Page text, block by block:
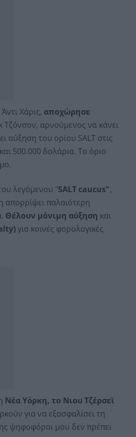
Χάρις, αποχώρησε
αρνούμενος να κάνει
αύξηση του ορίου SALT στις
500.000 δολάρια. Το όριο
λεγόμενου "SALT caucus",
παλαιότερη
Θέλουν μόνιμη αύξηση και
για κοινές φορολογικές
Νέα Υόρκη, το Νιου Τζέρσεϊ
για να εξασφαλίσει τη
ψηφοφόροι μου δεν πρέπει